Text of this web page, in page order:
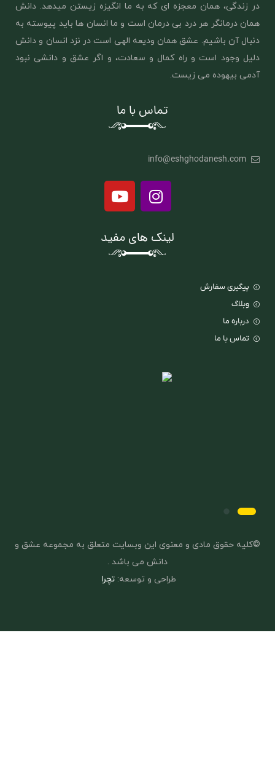
در زندگی، همان معجزه ای که به ما انگیزه زیستن میدهد. دانش
همان درمانگر هر درد بی درمان است و ما انسان ها باید پیوسته به
دنبال آن باشیم. عشق همان ‌ودیعه الهی است در نزد انسان و دانش
دلیل وجود است و راه کمال و سعادت، و اگر عشق و دانشی نبود
آدمی بیهوده می زیست.
تماس با ما
info@eshghodanesh.com
لینک های مفید
پیگیری سفارش
وبلاگ
درباره ما
تماس با ما
©کلیه حقوق مادی و معنوی این وبسایت متعلق به مجموعه عشق و
دانش می باشد .
طراحی و توسعه:تچرا